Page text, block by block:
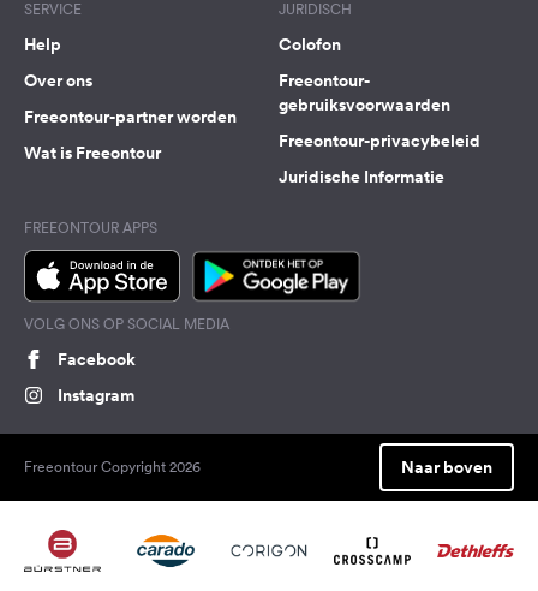
SERVICE
Help
Over ons
Freeontour-partner worden
Wat is Freeontour
JURIDISCH
Colofon
Freeontour-
gebruiksvoorwaarden
Freeontour-privacybeleid
Juridische Informatie
FREEONTOUR APPS
VOLG ONS OP SOCIAL MEDIA
Facebook
Instagram
Freeontour Copyright 2026 Naar boven